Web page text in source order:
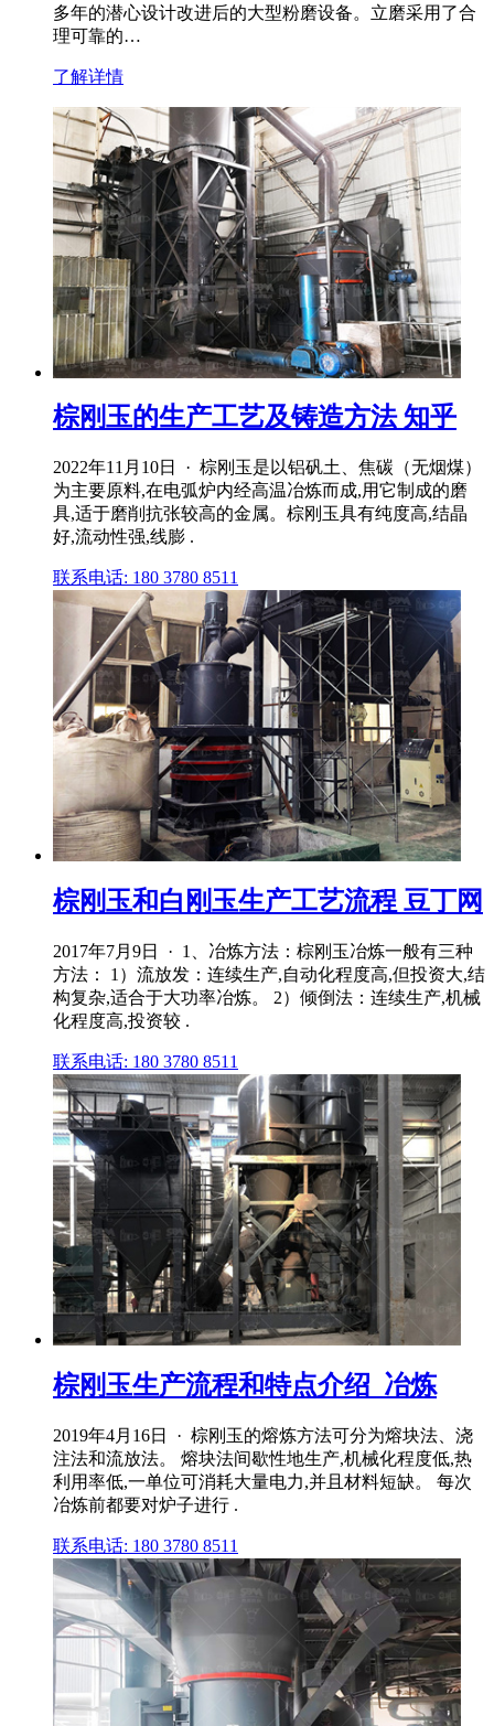
多年的潜心设计改进后的大型粉磨设备。立磨采用了合
理可靠的…
了解详情
棕刚玉的生产工艺及铸造方法 知乎
2022年11月10日 · 棕刚玉是以铝矾土、焦碳（无烟煤）
为主要原料,在电弧炉内经高温冶炼而成,用它制成的磨
具,适于磨削抗张较高的金属。棕刚玉具有纯度高,结晶
好,流动性强,线膨 .
联系电话: 180 3780 8511
棕刚玉和白刚玉生产工艺流程 豆丁网
2017年7月9日 · 1、冶炼方法：棕刚玉冶炼一般有三种
方法： 1）流放发：连续生产,自动化程度高,但投资大,结
构复杂,适合于大功率冶炼。 2）倾倒法：连续生产,机械
化程度高,投资较 .
联系电话: 180 3780 8511
棕刚玉生产流程和特点介绍_冶炼
2019年4月16日 · 棕刚玉的熔炼方法可分为熔块法、浇
注法和流放法。 熔块法间歇性地生产,机械化程度低,热
利用率低,一单位可消耗大量电力,并且材料短缺。 每次
冶炼前都要对炉子进行 .
联系电话: 180 3780 8511